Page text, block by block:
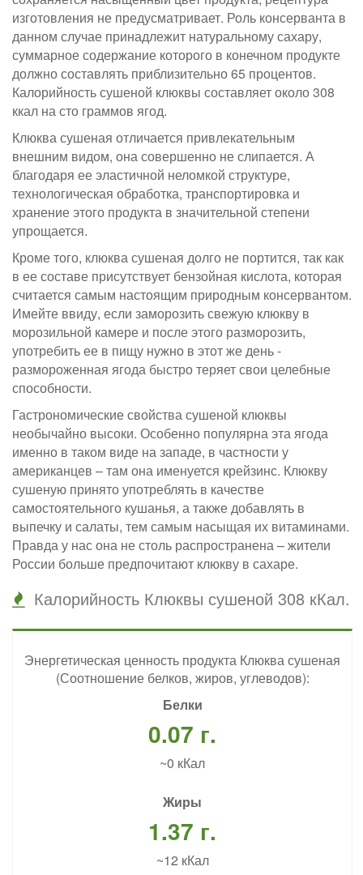
изготовления не предусматривает. Роль консерванта в
данном случае принадлежит натуральному сахару,
суммарное содержание которого в конечном продукте
должно составлять приблизительно 65 процентов.
Калорийность сушеной клюквы составляет около 308
ккал на сто граммов ягод.
Клюква сушеная отличается привлекательным
внешним видом, она совершенно не слипается. А
благодаря ее эластичной неломкой структуре,
технологическая обработка, транспортировка и
хранение этого продукта в значительной степени
упрощается.
Кроме того, клюква сушеная долго не портится, так как
в ее составе присутствует бензойная кислота, которая
считается самым настоящим природным консервантом.
Имейте ввиду, если заморозить свежую клюкву в
морозильной камере и после этого разморозить,
употребить ее в пищу нужно в этот же день -
размороженная ягода быстро теряет свои целебные
способности.
Гастрономические свойства сушеной клюквы
необычайно высоки. Особенно популярна эта ягода
именно в таком виде на западе, в частности у
американцев – там она именуется крейзинс. Клюкву
сушеную принято употреблять в качестве
самостоятельного кушанья, а также добавлять в
выпечку и салаты, тем самым насыщая их витаминами.
Правда у нас она не столь распространена – жители
России больше предпочитают клюкву в сахаре.
Калорийность Клюквы сушеной 308 кКал.
Энергетическая ценность продукта Клюква сушеная
(Соотношение белков, жиров, углеводов):
Белки
0.07 г.
~0 кКал
Жиры
1.37 г.
~12 кКал